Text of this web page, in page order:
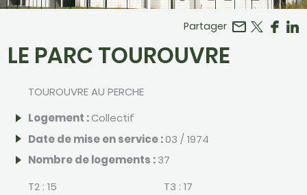
Partager
LE PARC TOUROUVRE
TOUROUVRE AU PERCHE
Logement :Collectif
Date de mise en service :03 / 1974
Nombre de logements :37
T2 :15 T3 : 17